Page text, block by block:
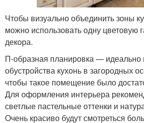
Чтобы визуально объединить зоны
можно использовать одну цветовую
декора.
П-образная планировка — идеально
обустройства кухонь в загородных
чтобы такое помещение было
Для оформления интерьера
светлые пастельные оттенки и
Очень красиво будут смотреться